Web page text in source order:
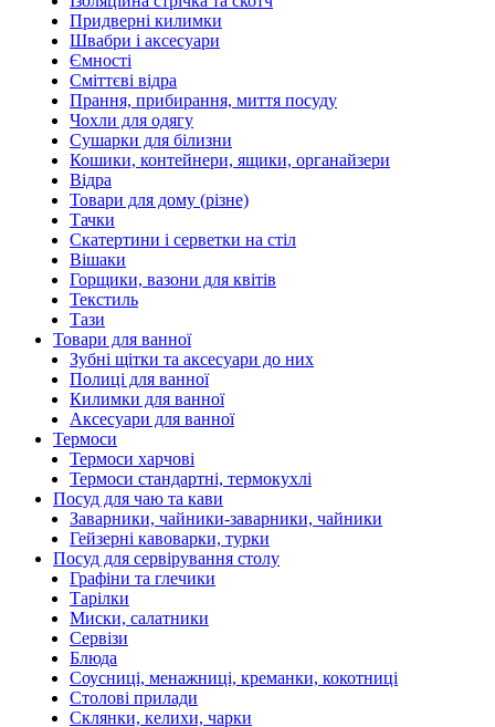
Придверні килимки
Швабри і аксесуари
Ємності
Сміттєві відра
Прання, прибирання, миття посуду
Чохли для одягу
Сушарки для білизни
Кошики, контейнери, ящики, органайзери
Відра
Товари для дому (різне)
Тачки
Скатертини і серветки на стіл
Вішаки
Горщики, вазони для квітів
Текстиль
Тази
Товари для ванної
Зубні щітки та аксесуари до них
Полиці для ванної
Килимки для ванної
Аксесуари для ванної
Термоси
Термоси харчові
Термоси стандартні, термокухлі
Посуд для чаю та кави
Заварники, чайники-заварники, чайники
Гейзерні кавоварки, турки
Посуд для сервірування столу
Графіни та глечики
Тарілки
Миски, салатники
Сервізи
Блюда
Соусниці, менажниці, креманки, кокотниці
Столові прилади
Склянки, келихи, чарки